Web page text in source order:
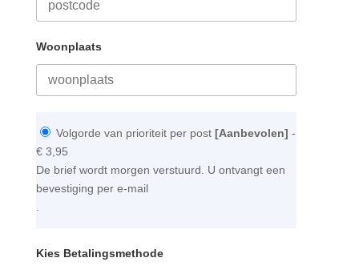
Woonplaats
Volgorde van prioriteit per post [Aanbevolen] -
€ 3,95
De brief wordt morgen verstuurd. U ontvangt een
bevestiging per e-mail
.
Kies Betalingsmethode